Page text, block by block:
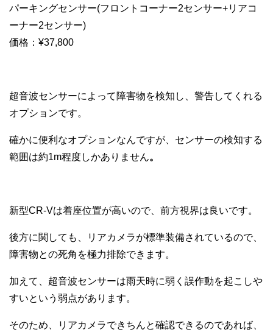
パーキングセンサー(フロントコーナー2センサー+リアコ
ーナー2センサー)
価格：¥37,800
超音波センサーによって障害物を検知し、警告してくれる
オプションです。
確かに便利なオプションなんですが、センサーの検知する
範囲は約1m程度しかありません。
新型CR-Vは着座位置が高いので、前方視界は良いです。
後方に関しても、リアカメラが標準装備されているので、
障害物との死角を極力排除できます。
加えて、超音波センサーは雨天時に弱く誤作動を起こしや
すいという弱点があります。
そのため、リアカメラできちんと確認できるのであれば、